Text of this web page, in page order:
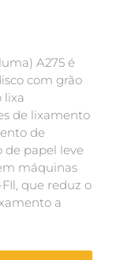
A275 é
com grão
lixa
de lixamento
de
de papel leve
máquinas
que reduz o
a